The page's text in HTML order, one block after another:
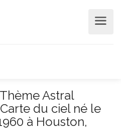
Astral
du ciel né le
à Houston,